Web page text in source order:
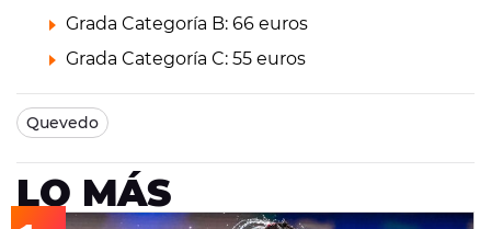
Grada Categoría B: 66 euros
Grada Categoría C: 55 euros
Quevedo
LO MÁS